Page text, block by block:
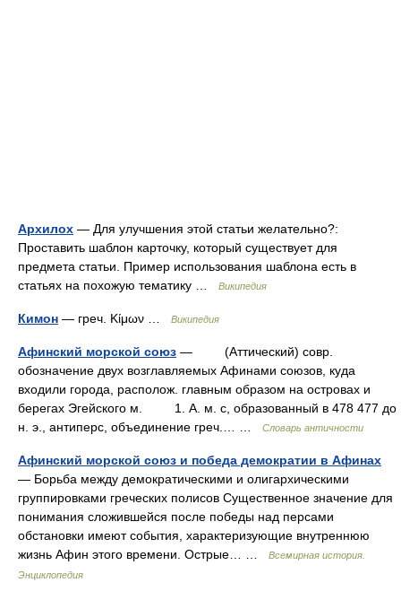
Архилох — Для улучшения этой статьи желательно?:
Проставить шаблон карточку, который существует для
предмета статьи. Пример использования шаблона есть в
статьях на похожую тематику …
Википедия
Кимон — греч. Κίμων … Википедия
Афинский морской союз — (Аттический) совр.
обозначение двух возглавляемых Афинами союзов, куда
входили города, располож. главным образом на островах и
берегах Эгейского м. 1. А. м. с, образованный в 478 477 до
н. э., антиперс, объединение греч.… …
Словарь античности
Афинский морской союз и победа демократии в Афинах
— Борьба между демократическими и олигархическими
группировками греческих полисов Существенное значение для
понимания сложившейся после победы над персами
обстановки имеют события, характеризующие внутреннюю
жизнь Афин этого времени. Острые… …
Всемирная история.
Энциклопедия